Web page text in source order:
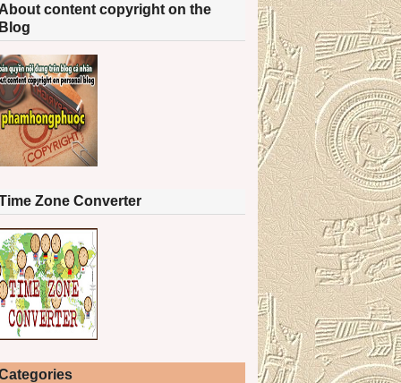
content copyright on the
Zone Converter